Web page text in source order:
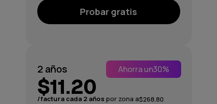
Probar gratis
2 años Ahorra un30%
$11.20
/factura cada 2 años por zona a$268.80